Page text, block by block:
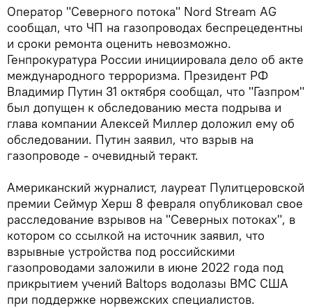
Оператор "Северного потока" Nord Stream AG
сообщал, что ЧП на газопроводах беспрецедентны
и сроки ремонта оценить невозможно.
Генпрокуратура России инициировала дело об акте
международного терроризма. Президент РФ
Владимир Путин 31 октября сообщал, что "Газпром"
был допущен к обследованию места подрыва и
глава компании Алексей Миллер доложил ему об
обследовании. Путин заявил, что взрыв на
газопроводе - очевидный теракт.
Американский журналист, лауреат Пулитцеровской
премии Сеймур Херш 8 февраля опубликовал свое
расследование взрывов на "Северных потоках", в
котором со ссылкой на источник заявил, что
взрывные устройства под российскими
газопроводами заложили в июне 2022 года под
прикрытием учений Baltops водолазы ВМС США
при поддержке норвежских специалистов.